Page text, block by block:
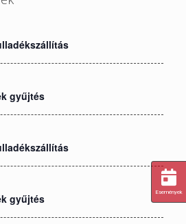
gyűjtés
gyűjtés
Események